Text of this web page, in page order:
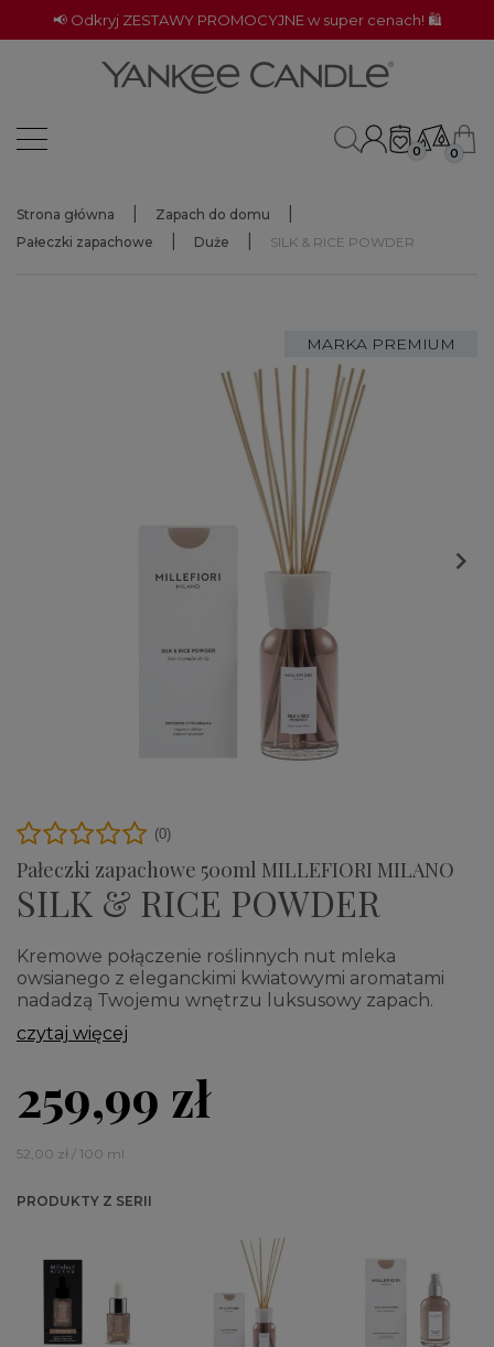
📢 Odkryj ZESTAWY PROMOCYJNE w super cenach! 🛍️
0 0
Strona główna
Zapach do domu
Pałeczki zapachowe
Duże SILK & RICE POWDER
MARKA PREMIUM

Pałeczki zapachowe 500ml MILLEFIORI MILANO
SILK & RICE POWDER
(0)
Kremowe połączenie roślinnych nut mleka
owsianego z eleganckimi kwiatowymi aromatami
nadadzą Twojemu wnętrzu luksusowy zapach.
czytaj więcej
259,99 zł
52,00 zł / 100 ml
PRODUKTY Z SERII